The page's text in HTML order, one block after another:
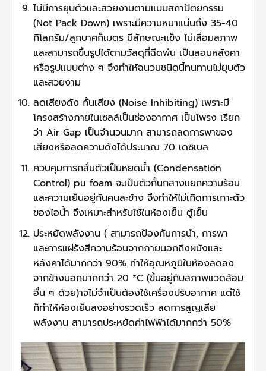
ไม่มีการยุบตัวและสวยงามตามแบบสถาปัตยกรรม
(Not Pack Down) เพราะมีความหนาแน่นถึง 35-40
กิโลกรัม/ลูกบาศก็เมตร มีลักษณะแข็ง ไม่เสื่อมสภาพ
และสามารถขึ้นรูปได้ตามวัสดุที่ฉีดพ่น เป็นลอนหลังคา
หรือรูปแบบต่าง ๆ จึงทำให้ฉนวนชนิดนี้ทนทานไม่ยุบตัว
และสวยงาม
ลดเสียงดัง กั้นเสียง (Noise Inhibiting) เพราะมี
โครงสร้างภายในเซลล์เป็นช่องอากาศ เป็นโพรง เรียก
ว่า Air Gap เป็นจำนวนมาก สามารถลดการพาของ
เสียงหรือลดความดังได้ประมาณ 70 เดซิเบล
ควบคุมการกลั่นตัวเป็นหยดน้ำ (Condensation
Control) pu foam จะเป็นตัวกั้นกลางแยกความร้อน
และความเย็นอยู่กันคนละข้าง จึงทำให้ไม่เกิดการเกาะตัว
ของไอน้ำ จึงเหมาะสำหรับใช้ในห้องเย็น ตู้เย็น
ประหยัดพลังงาน ( สามารถป้องกันการนำ, การพา
และการแผ่รังสีความร้อนจากภายนอกถึงผนังและ
หลังคาได้มากกว่า 90% ทำให้อุณหภูมิในห้องลดลง
จากข้างนอกมากกว่า 20 *C (ขึ้นอยู่กับสภาพแวดล้อม
อื่น ๆ ด้วย)าจไม่จำเป็นต้องใช้เครื่องปรับอากาศ แต่ใช้
ก็ทำให้ห้องเย็นลงอย่างรวดเร็ว ลดการสูญเสีย
พลังงาน สามารถประหยัดค่าไฟฟ้าได้มากกว่า 50%